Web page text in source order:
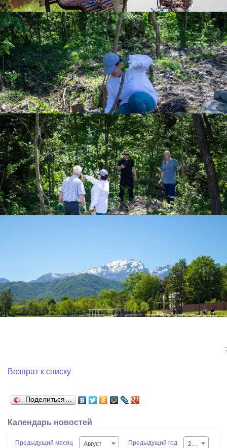
:
Возврат к списку
Поделиться…
Календарь новостей
Предыдущий месяц Август Предыдущий год 2026